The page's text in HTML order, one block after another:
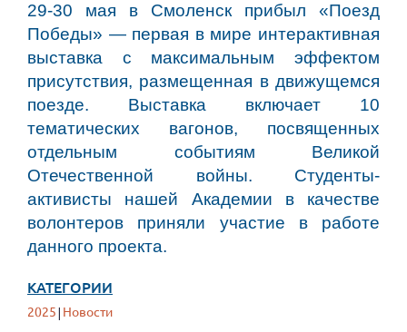
29-30 мая в Смоленск прибыл «Поезд
Победы» — первая в мире интерактивная
выставка с максимальным эффектом
присутствия, размещенная в движущемся
поезде. Выставка включает 10
тематических вагонов, посвященных
отдельным событиям Великой
Отечественной войны. Студенты-
активисты нашей Академии в качестве
волонтеров приняли участие в работе
данного проекта.
КАТЕГОРИИ
2025| Новости